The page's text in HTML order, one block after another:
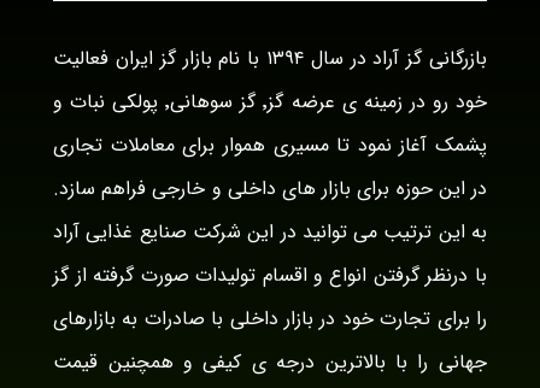
بازرگانی گز آراد در سال ۱۳۹۴ با نام بازار گز ایران فعالیت
خود رو در زمینه ی عرضه گز٬ گز سوهانی٬ پولکی نبات و
پشمک آغاز نمود تا مسیری هموار برای معاملات تجاری
در این حوزه برای بازار های داخلی و خارجی فراهم سازد.
به این ترتیب می توانید در این شرکت صنایع غذایی آراد
با درنظر گرفتن انواع و اقسام تولیدات صورت گرفته از گز
را برای تجارت خود در بازار داخلی با صادرات به بازارهای
جهانی را با بالاترین درجه ی کیفی و همچنین قیمت